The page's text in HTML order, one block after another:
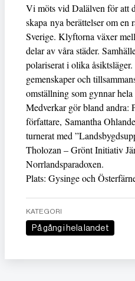
Vi möts vid Dalälven för att
skapa nya berättelser om en
Sverige. Klyftorna växer
delar av våra städer.
polariserat i olika
gemenskaper och
omställning som gynnar hela
Medverkar gör bland andra:
författare, Samantha
turnerat med
Tholozan – Grönt Initiativ
Norrlandsparadoxen.
Plats: Gysinge och
KATEGORI
På gång i hela landet